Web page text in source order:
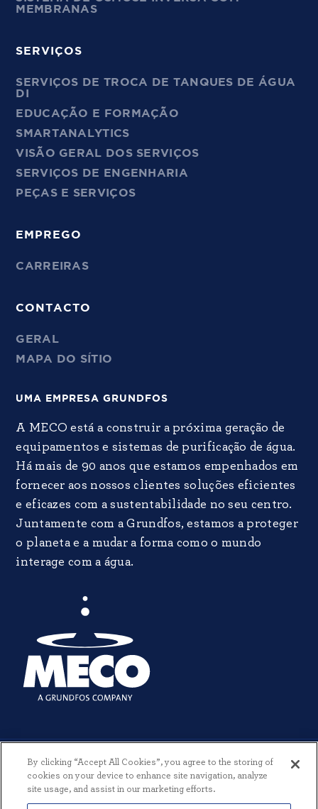
MEMBRANAS
SERVIÇOS
SERVIÇOS DE TROCA DE TANQUES DE ÁGUA
DI
EDUCAÇÃO E FORMAÇÃO
SMARTANALYTICS
VISÃO GERAL DOS SERVIÇOS
SERVIÇOS DE ENGENHARIA
PEÇAS E SERVIÇOS
EMPREGO
CARREIRAS
CONTACTO
GERAL
MAPA DO SÍTIO
UMA EMPRESA GRUNDFOS
A MECO está a construir a próxima geração de
equipamentos e sistemas de purificação de água.
Há mais de 90 anos que estamos empenhados em
fornecer aos nossos clientes soluções eficientes
e eficazes com a sustentabilidade no seu centro.
Juntamente com a Grundfos, estamos a proteger
o planeta e a mudar a forma como o mundo
interage com a água.
© 2026 MECO INCORPORATED. TODOS OS DIREITOS RESERVADOS.
By clicking “Accept All Cookies”, you agree to the storing of
cookies on your device to enhance site navigation, analyze
site usage, and assist in our marketing efforts.